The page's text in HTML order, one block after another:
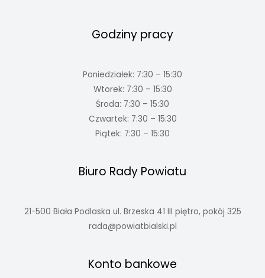
Godziny pracy
Poniedziałek: 7:30 – 15:30
Wtorek: 7:30 – 15:30
Środa: 7:30 – 15:30
Czwartek: 7:30 – 15:30
Piątek: 7:30 – 15:30
Biuro Rady Powiatu
21-500 Biała Podlaska ul. Brzeska 41 III piętro, pokój 325
rada@powiatbialski.pl
Konto bankowe